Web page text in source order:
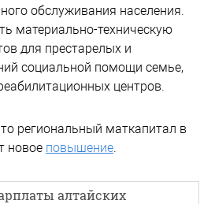
обслуживания населения.
материально-техническую
для престарелых и
социальной помощи семье,
центров.
региональный маткапитал в
новое повышение
алтайских